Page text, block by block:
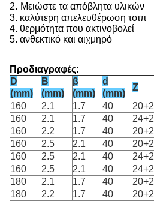
2. Μειώστε τα απόβλητα υλικών
3. καλύτερη απελευθέρωση τσιπ
4. θερμότητα που ακτινοβολεί
5. ανθεκτικό και αιχμηρό
Προδιαγραφές:
D
(mm)
B
(mm)
β
(mm)
d
(mm)
Ζ
160
2.1 1.7 40 20+2
160
2.1 1.7 40 24+2
160
2.2 1.7 40 20+2
160
2.5 2.1 40 20+2
160
2.5 2.1 40 24+2
160
2.5 2.1 40 24+2
180
2.1 1.7 40 20+2
180
2.2 1.7 40 20+2